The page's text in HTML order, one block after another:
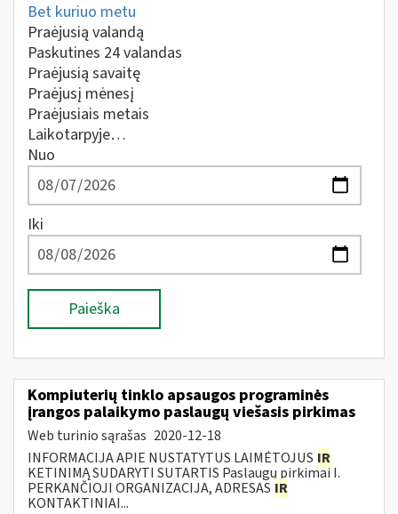
Bet kuriuo metu
Praėjusią valandą
Paskutines 24 valandas
Praėjusią savaitę
Praėjusį mėnesį
Praėjusiais metais
Laikotarpyje…
Nuo
Iki
Paieška
Kompiuterių tinklo apsaugos programinės
įrangos palaikymo paslaugų viešasis pirkimas
Web turinio sąrašas 2020-12-18
INFORMACIJA APIE NUSTATYTUS LAIMĖTOJUS IR
KETINIMĄ SUDARYTI SUTARTIS Paslaugų pirkimai I.
PERKANČIOJI ORGANIZACIJA, ADRESAS IR
KONTAKTINIAI...